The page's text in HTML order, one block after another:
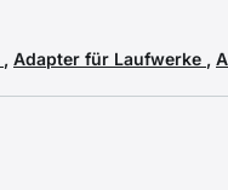
, Adapter für Laufwerke ,